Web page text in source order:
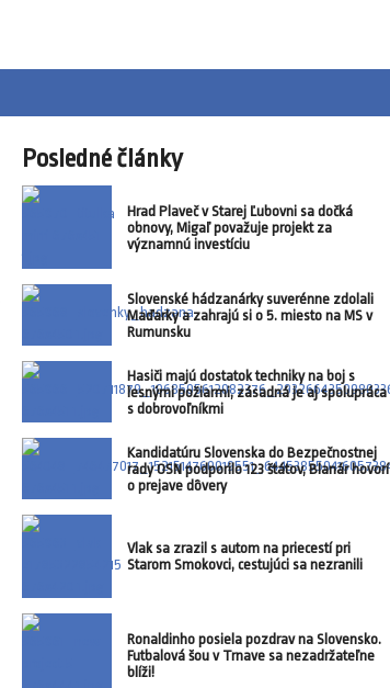
Posledné články
Hrad Plaveč v Starej Ľubovni sa dočká
obnovy, Migaľ považuje projekt za
významnú investíciu
Slovenské hádzanárky suverénne zdolali
Maďarky a zahrajú si o 5. miesto na MS v
Rumunsku
Hasiči majú dostatok techniky na boj s
lesnými požiarmi, zásadná je aj spolupráca
s dobrovoľníkmi
Kandidatúru Slovenska do Bezpečnostnej
rady OSN podporilo 123 štátov, Blanár hovorí
o prejave dôvery
Vlak sa zrazil s autom na priecestí pri
Starom Smokovci, cestujúci sa nezranili
Ronaldinho posiela pozdrav na Slovensko.
Futbalová šou v Trnave sa nezadržateľne
blíži!